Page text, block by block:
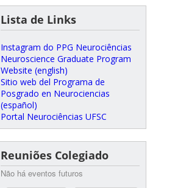
Lista de Links
Instagram do PPG Neurociências
Neuroscience Graduate Program
Website (english)
Sitio web del Programa de
Posgrado en Neurociencias
(español)
Portal Neurociências UFSC
Reuniões Colegiado
Não há eventos futuros